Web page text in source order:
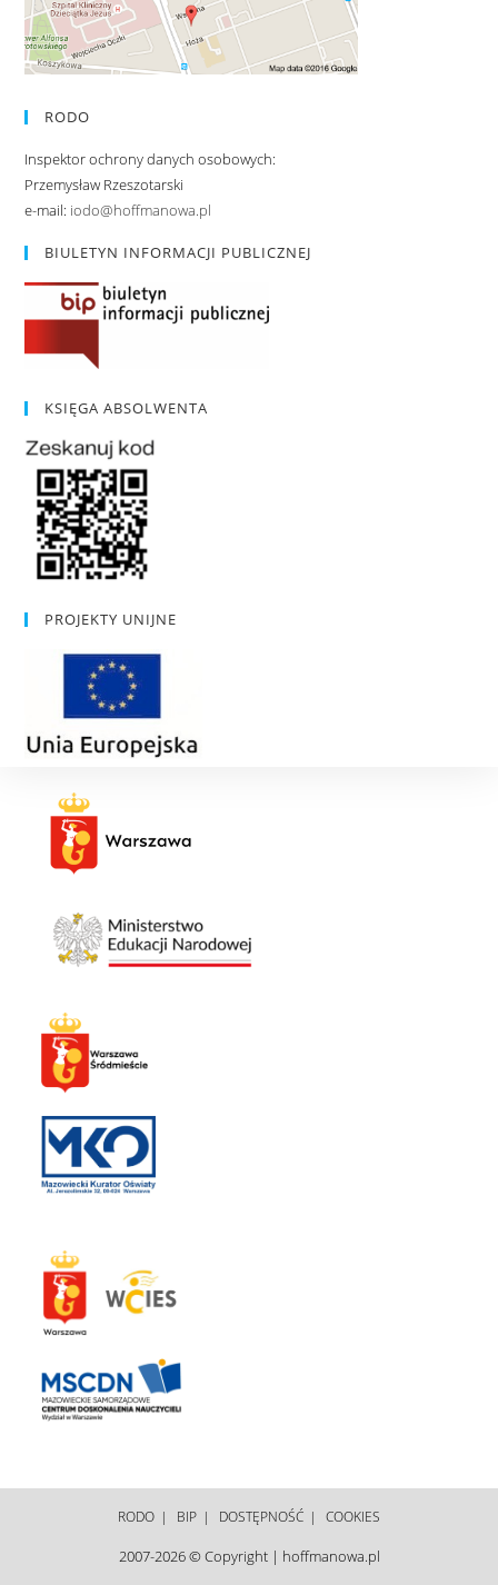
RODO
Inspektor ochrony danych osobowych:
Przemysław Rzeszotarski
e-mail: iodo@hoffmanowa.pl
BIULETYN INFORMACJI PUBLICZNEJ
KSIĘGA ABSOLWENTA
PROJEKTY UNIJNE
RODO BIP DOSTĘPNOŚĆ COOKIES
2007-2026 © Copyright | hoffmanowa.pl